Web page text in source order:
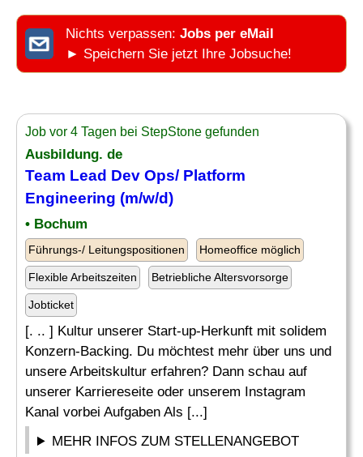
Nichts verpassen: Jobs per eMail
► Speichern Sie jetzt Ihre Jobsuche!
Job vor 4 Tagen bei StepStone gefunden
Ausbildung. de
Team Lead Dev Ops/ Platform
Engineering (m/w/d)
• Bochum
Führungs-/ Leitungspositionen Homeoffice möglich
Flexible Arbeitszeiten Betriebliche Altersvorsorge
Jobticket
[. .. ] Kultur unserer Start-up-Herkunft mit solidem
Konzern-Backing. Du möchtest mehr über uns und
unsere Arbeitskultur erfahren? Dann schau auf
unserer Karriereseite oder unserem Instagram
Kanal vorbei Aufgaben Als [...]
MEHR INFOS ZUM STELLENANGEBOT